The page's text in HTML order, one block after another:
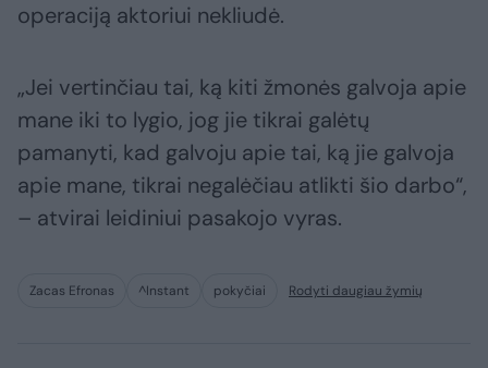
operaciją aktoriui nekliudė.
„Jei vertinčiau tai, ką kiti žmonės galvoja apie
mane iki to lygio, jog jie tikrai galėtų
pamanyti, kad galvoju apie tai, ką jie galvoja
apie mane, tikrai negalėčiau atlikti šio darbo“,
– atvirai leidiniui pasakojo vyras.
Zacas Efronas ^Instant pokyčiai Rodyti daugiau žymių